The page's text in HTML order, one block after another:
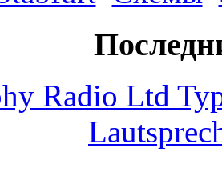
Radio Ltd